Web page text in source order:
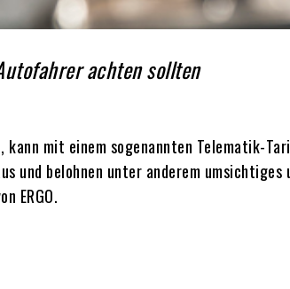
achten sollten
mit einem sogenannten Telematik-
und belohnen unter anderem
ERGO.